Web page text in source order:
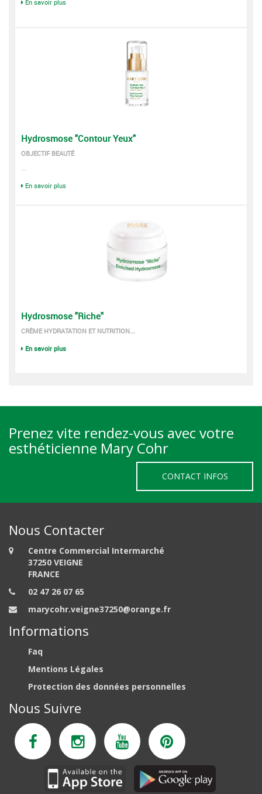
En savoir plus
Hydrosmose "Contour Yeux"
OBJECTIF BEAUTÉ
...
En savoir plus
Hydrosmose "Riche"
CRÈME HYDRATATION ET NUTRITION...
En savoir plus
Prenez vite rendez-vous avec votre
esthéticienne Mary Cohr
CONTACT INFOS
Nous Contacter
Centre Commercial Intermarché
37250 VEIGNE
FRANCE
02 47 26 07 65
marycohr.veigne37250@orange.fr
Informations
Faq
Mentions Légales
Protection des données personnelles
Nous Suivre